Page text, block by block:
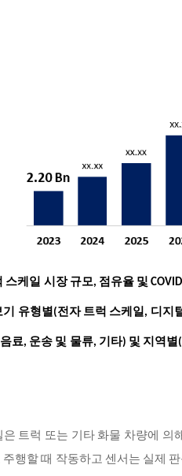
스케일 시장 규모, 점유율 및
유형별(전자 트럭 스케일, 디지
료, 운송 및 물류, 기타) 및 지역
은 트럭 또는 기타 화물 차량에 의
주행할 때 작동하고 센서는 실제